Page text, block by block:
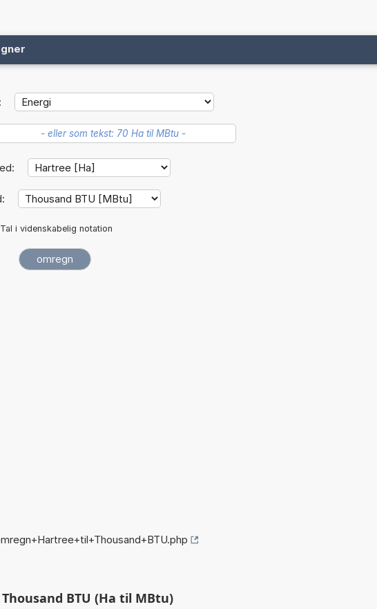
Tal i videnskabelig notation
BTU (Ha til MBtu)